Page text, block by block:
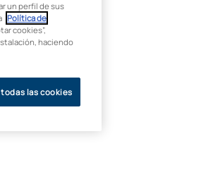
un perfil de sus
Política de
cookies”,
haciendo
las cookies